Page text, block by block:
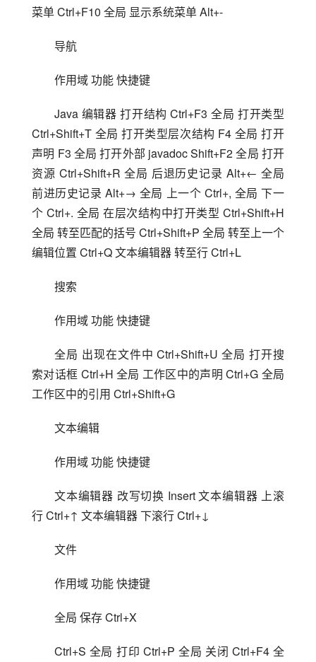
菜单 Ctrl+F10 全局 显示系统菜单 Alt+-
导航
作用域 功能 快捷键
Java 编辑器 打开结构 Ctrl+F3 全局 打开类型
Ctrl+Shift+T 全局 打开类型层次结构 F4 全局 打开
声明 F3 全局 打开外部 javadoc Shift+F2 全局 打开
资源 Ctrl+Shift+R 全局 后退历史记录 Alt+← 全局
前进历史记录 Alt+→ 全局 上一个 Ctrl+, 全局 下一
个 Ctrl+. 全局 在层次结构中打开类型 Ctrl+Shift+H
全局 转至匹配的括号 Ctrl+Shift+P 全局 转至上一个
编辑位置 Ctrl+Q 文本编辑器 转至行 Ctrl+L
搜索
作用域 功能 快捷键
全局 出现在文件中 Ctrl+Shift+U 全局 打开搜
索对话框 Ctrl+H 全局 工作区中的声明 Ctrl+G 全局
工作区中的引用 Ctrl+Shift+G
文本编辑
作用域 功能 快捷键
文本编辑器 改写切换 Insert 文本编辑器 上滚
行 Ctrl+↑ 文本编辑器 下滚行 Ctrl+↓
文件
作用域 功能 快捷键
全局 保存 Ctrl+X
Ctrl+S 全局 打印 Ctrl+P 全局 关闭 Ctrl+F4 全